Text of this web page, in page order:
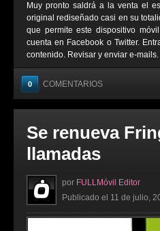
Muy pronto saldrá a la venta el
original rediseñado casi en su
que permite este dispositivo
cuenta en Facebook o Twitter.
contenido. Revisar y enviar e-mails.
0 COMENTARIOS
Se renueva
llamadas
por FULLMóvil Editor
Publicado el 11 de julio,